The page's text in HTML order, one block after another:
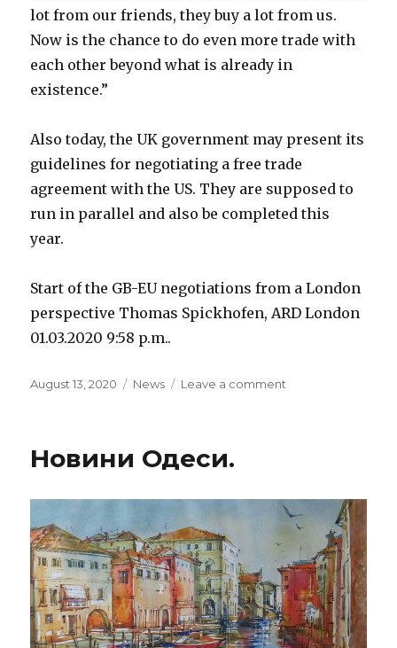
lot from our friends, they buy a lot from us.
Now is the chance to do even more trade with
each other beyond what is already in
existence.”
Also today, the UK government may present its
guidelines for negotiating a free trade
agreement with the US. They are supposed to
run in parallel and also be completed this
year.
Start of the GB-EU negotiations from a London
perspective Thomas Spickhofen, ARD London
01.03.2020 9:58 p.m..
Posted
August 13, 2020 Categories
News Leave a comment
any
price.
Новини Одеси.